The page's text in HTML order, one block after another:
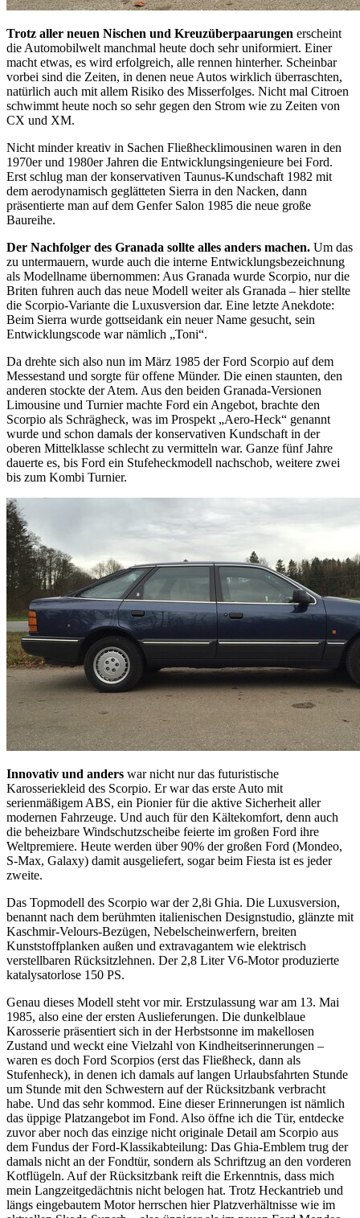
Trotz aller neuen Nischen und Kreuzüberpaarungen erscheint
die Automobilwelt manchmal heute doch sehr uniformiert. Einer
macht etwas, es wird erfolgreich, alle rennen hinterher. Scheinbar
vorbei sind die Zeiten, in denen neue Autos wirklich überraschten,
natürlich auch mit allem Risiko des Misserfolges. Nicht mal Citroen
schwimmt heute noch so sehr gegen den Strom wie zu Zeiten von
CX und XM.
Nicht minder kreativ in Sachen Fließhecklimousinen waren in den
1970er und 1980er Jahren die Entwicklungsingenieure bei Ford.
Erst schlug man der konservativen Taunus-Kundschaft 1982 mit
dem aerodynamisch geglätteten Sierra in den Nacken, dann
präsentierte man auf dem Genfer Salon 1985 die neue große
Baureihe.
Der Nachfolger des Granada sollte alles anders machen. Um das
zu untermauern, wurde auch die interne Entwicklungsbezeichnung
als Modellname übernommen: Aus Granada wurde Scorpio, nur die
Briten fuhren auch das neue Modell weiter als Granada – hier stellte
die Scorpio-Variante die Luxusversion dar. Eine letzte Anekdote:
Beim Sierra wurde gottseidank ein neuer Name gesucht, sein
Entwicklungscode war nämlich „Toni“.
Da drehte sich also nun im März 1985 der Ford Scorpio auf dem
Messestand und sorgte für offene Münder. Die einen staunten, den
anderen stockte der Atem. Aus den beiden Granada-Versionen
Limousine und Turnier machte Ford ein Angebot, brachte den
Scorpio als Schrägheck, was im Prospekt „Aero-Heck“ genannt
wurde und schon damals der konservativen Kundschaft in der
oberen Mittelklasse schlecht zu vermitteln war. Ganze fünf Jahre
dauerte es, bis Ford ein Stufeheckmodell nachschob, weitere zwei
bis zum Kombi Turnier.
Innovativ und anders war nicht nur das futuristische
Karosseriekleid des Scorpio. Er war das erste Auto mit
serienmäßigem ABS, ein Pionier für die aktive Sicherheit aller
modernen Fahrzeuge. Und auch für den Kältekomfort, denn auch
die beheizbare Windschutzscheibe feierte im großen Ford ihre
Weltpremiere. Heute werden über 90% der großen Ford (Mondeo,
S-Max, Galaxy) damit ausgeliefert, sogar beim Fiesta ist es jeder
zweite.
Das Topmodell des Scorpio war der 2,8i Ghia. Die Luxusversion,
benannt nach dem berühmten italienischen Designstudio, glänzte mit
Kaschmir-Velours-Bezügen, Nebelscheinwerfern, breiten
Kunststoffplanken außen und extravagantem wie elektrisch
verstellbaren Rücksitzlehnen. Der 2,8 Liter V6-Motor produzierte
katalysatorlose 150 PS.
Genau dieses Modell steht vor mir. Erstzulassung war am 13. Mai
1985, also eine der ersten Auslieferungen. Die dunkelblaue
Karosserie präsentiert sich in der Herbstsonne im makellosen
Zustand und weckt eine Vielzahl von Kindheitserinnerungen –
waren es doch Ford Scorpios (erst das Fließheck, dann als
Stufenheck), in denen ich damals auf langen Urlaubsfahrten Stunde
um Stunde mit den Schwestern auf der Rücksitzbank verbracht
habe. Und das sehr kommod. Eine dieser Erinnerungen ist nämlich
das üppige Platzangebot im Fond. Also öffne ich die Tür, entdecke
zuvor aber noch das einzige nicht originale Detail am Scorpio aus
dem Fundus der Ford-Klassikabteilung: Das Ghia-Emblem trug der
damals nicht an der Fondtür, sondern als Schriftzug an den vorderen
Kotflügeln. Auf der Rücksitzbank reift die Erkenntnis, dass mich
mein Langzeitgedächtnis nicht belogen hat. Trotz Heckantrieb und
längs eingebautem Motor herrschen hier Platzverhältnisse wie im